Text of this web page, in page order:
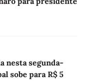
nesta segunda-
sobe para R$ 5